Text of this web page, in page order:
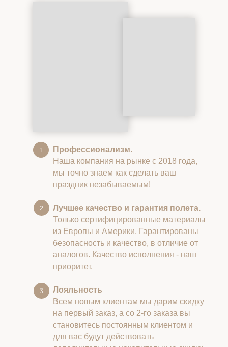
Профессионализм.
Наша компания на рынке с 2018 года,
мы точно знаем как сделать ваш
праздник незабываемым!
Лучшее качество и гарантия полета.
Только сертифицированные материалы
из Европы и Америки. Гарантированы
безопасность и качество, в отличие от
аналогов. Качество исполнения - наш
приоритет.
Лояльность
Всем новым клиентам мы дарим скидку
на первый заказ, а со 2-го заказа вы
становитесь постоянным клиентом и
для вас будут действовать